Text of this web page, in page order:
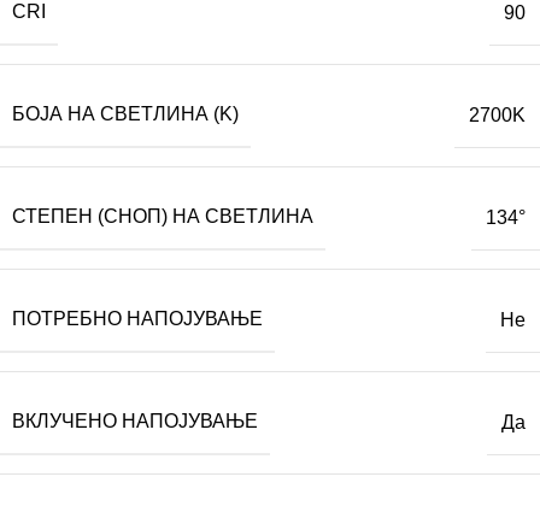
CRI 90
БОЈА НА СВЕТЛИНА (K) 2700K
СТЕПЕН (СНОП) НА СВЕТЛИНА 134°
ПОТРЕБНО НАПОЈУВАЊЕ Не
ВКЛУЧЕНО НАПОЈУВАЊЕ Да